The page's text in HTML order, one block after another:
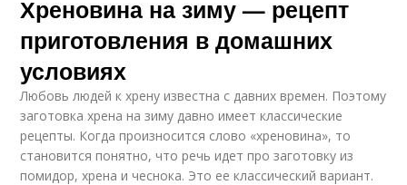
Хреновина на зиму — рецепт
приготовления в домашних
условиях
Любовь людей к хрену известна с давних времен. Поэтому
заготовка хрена на зиму давно имеет классические
рецепты. Когда произносится слово «хреновина», то
становится понятно, что речь идет про заготовку из
помидор, хрена и чеснока. Это ее классический вариант.